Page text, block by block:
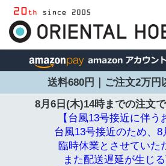
送料680円｜ご注文2万円
8月6日(木)14時までの注文で
【台風13号接近に伴う
台風13号接近のため、8
臨時休業とさせていた
また配送遅延が生じ